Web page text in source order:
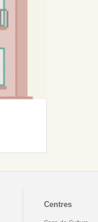
Centres